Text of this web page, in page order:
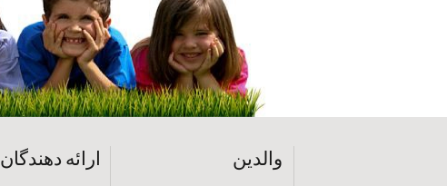
والدین ارائه دهندگان